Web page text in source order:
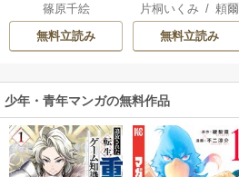
り
篠原千絵
無料立読み
冷遇生活 ～パーテ
ィーで声をかけて
きたのがヤバい男
片桐いくみ / 頼爾
無料立読み
少年・青年マンガの無料作品